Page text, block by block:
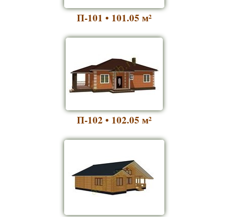
П-101 • 101.05 м²
П-102 • 102.05 м²